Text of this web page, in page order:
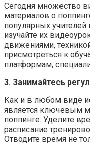
Сегодня множество
материалов о
популярных
изучайте их
движениями,
присмотреться к
платформам,
3. Занимайтесь
Как и в любом виде
является ключевым
поппинге. Уделите
расписание
Отводите время не